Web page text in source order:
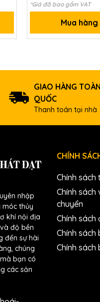
*Giá đã bao gồm VAT
Mua hàng
GIAO HÀNG TOÀN
QUỐC
Thanh toán tại nhà
nhập
móc thủy
khí nội địa
độ bền
đến sự hài
chúng
bạn có
các sản
CHÍNH
Chính
Chính sách
chuyển
Chính sách
Chính sách
Chính sách